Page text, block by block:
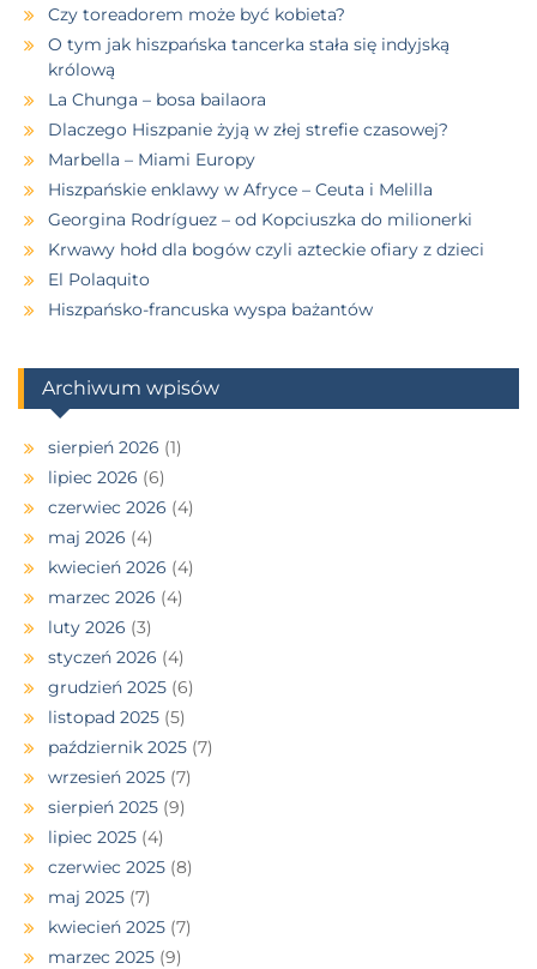
Czy toreadorem może być kobieta?
O tym jak hiszpańska tancerka stała się indyjską
królową
La Chunga – bosa bailaora
Dlaczego Hiszpanie żyją w złej strefie czasowej?
Marbella – Miami Europy
Hiszpańskie enklawy w Afryce – Ceuta i Melilla
Georgina Rodríguez – od Kopciuszka do milionerki
Krwawy hołd dla bogów czyli azteckie ofiary z dzieci
El Polaquito
Hiszpańsko-francuska wyspa bażantów
Archiwum wpisów
sierpień 2026 (1)
lipiec 2026 (6)
czerwiec 2026 (4)
maj 2026 (4)
kwiecień 2026 (4)
marzec 2026 (4)
luty 2026 (3)
styczeń 2026 (4)
grudzień 2025 (6)
listopad 2025 (5)
październik 2025 (7)
wrzesień 2025 (7)
sierpień 2025 (9)
lipiec 2025 (4)
czerwiec 2025 (8)
maj 2025 (7)
kwiecień 2025 (7)
marzec 2025 (9)